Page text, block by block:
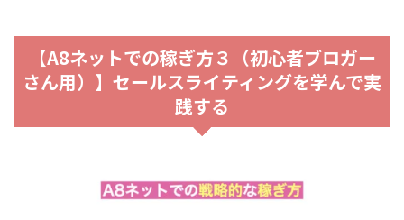
【A8ネットでの稼ぎ方３（初心者ブロガー
さん用）】セールスライティングを学んで実
践する